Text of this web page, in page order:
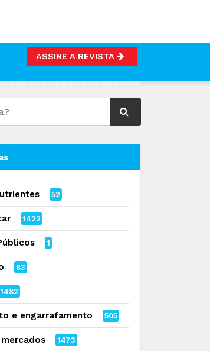
ASSINE A REVISTA
EM MASSAS ALIMENTÍCIAS
52
1422
1
83
1482
e engarrafamento 505
1473